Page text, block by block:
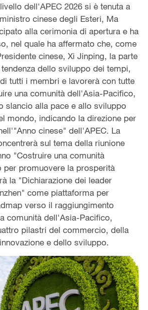
dell'APEC 2026 si è tenuta a
cinese degli Esteri, Ma
alla cerimonia di apertura e ha
nel quale ha affermato che, come
cinese, Xi Jinping, la parte
dello sviluppo dei tempi,
tutti i membri e lavorerà con tutte
una comunità dell'Asia-Pacifico,
slancio alla pace e allo sviluppo
mondo, indicando la direzione per
cinese" dell'APEC. La
sul tema della riunione
"Costruire una comunità
per promuovere la prosperità
la "Dichiarazione dei leader
come piattaforma per
verso il raggiungimento
comunità dell'Asia-Pacifico,
pilastri del commercio, della
e dello sviluppo.